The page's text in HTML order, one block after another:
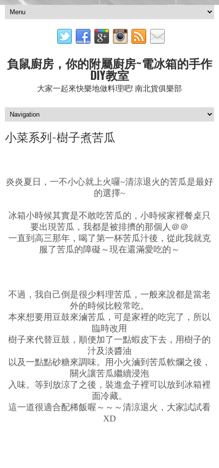
負鼠廚房，你的附屬廚房~電冰箱的手作
DIY教室
大家一起來快樂地做料理吧! 南北貨俱樂部
小菜系列-樹子煮苦瓜
炎炎夏日，一不小心就上火囉~清涼退火的苦瓜是最好
的選擇~
冰箱小時候其實是不敢吃苦瓜的，小時候家裡餐桌只
要出現苦瓜，我都是被排擠的那個人＠＠
一直到高三那年，喝了第一杯苦瓜汁後，從此我就克
服了苦瓜的障礙～現在還滿愛吃的～
不過，我自己倒是很少料理苦瓜，一般來說都是當老
外的時候比較常吃。
本來想要用豆鼓來滷苦瓜，可是家裡的吃完了，所以
臨時改用
樹子來代替豆鼓，順便加了一點蝦皮下去，用樹子的
汁及淡醬油
以及一點點砂糖來調味。用小火滷到苦瓜軟爛之後，
關火讓苦瓜繼續浸泡
入味。等到放涼了之後，裝進盒子裡可以放到冰箱裡
面冷藏。
這一道很適合配稀飯喔～～～清涼退火，大家試試看
XD